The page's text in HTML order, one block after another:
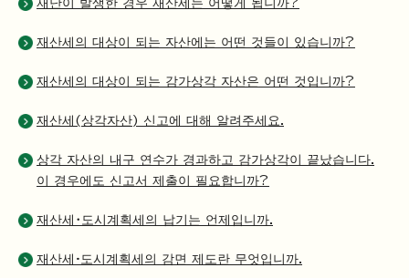
재난이 발생한 경우 재산세는 어떻게 됩니까?
재산세의 대상이 되는 자산에는 어떤 것들이 있습니까?
재산세의 대상이 되는 감가상각 자산은 어떤 것입니까?
재산세(상각자산) 신고에 대해 알려주세요.
상각 자산의 내구 연수가 경과하고 감가상각이 끝났습니다.
이 경우에도 신고서 제출이 필요합니까?
재산세・도시계획세의 납기는 언제입니까.
재산세·도시계획세의 감면 제도란 무엇입니까.